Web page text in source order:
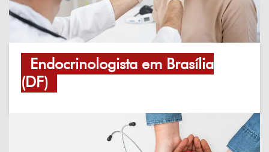
Endocrinologista em Brasília
(DF)